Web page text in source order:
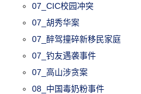
07_CIC校园冲突
07_胡秀华案
07_醉驾撞碎新移民家庭
07_钓友遇袭事件
07_高山涉贪案
08_中国毒奶粉事件